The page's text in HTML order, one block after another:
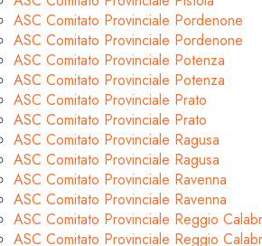
ASC Comitato Provinciale Pordenone
ASC Comitato Provinciale Pordenone
ASC Comitato Provinciale Potenza
ASC Comitato Provinciale Potenza
ASC Comitato Provinciale Prato
ASC Comitato Provinciale Prato
ASC Comitato Provinciale Ragusa
ASC Comitato Provinciale Ragusa
ASC Comitato Provinciale Ravenna
ASC Comitato Provinciale Ravenna
ASC Comitato Provinciale Reggio
ASC Comitato Provinciale Reggio